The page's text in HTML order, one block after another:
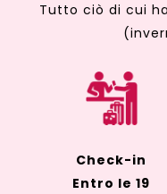
Tutto ciò di cui
Check-in
Entro le 19